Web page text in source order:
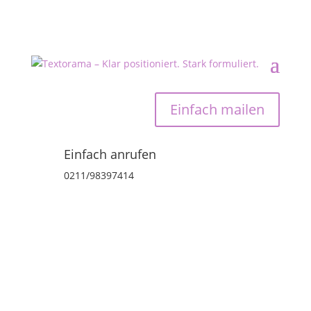
Einfach mailen
Einfach anrufen
0211/98397414